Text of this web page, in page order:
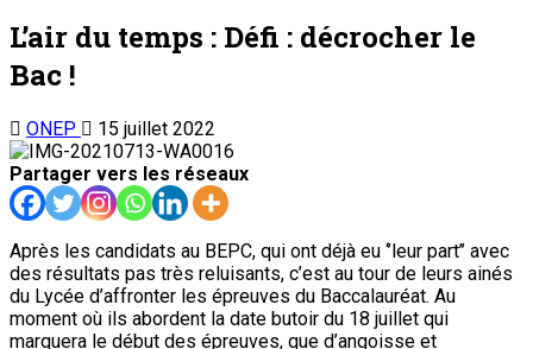
L’air du temps : Défi : décrocher le
Bac !
ONEP
15 juillet 2022
Partager vers les réseaux
Après les candidats au BEPC, qui ont déjà eu ‘’leur part’’ avec
des résultats pas très reluisants, c’est au tour de leurs ainés
du Lycée d’affronter les épreuves du Baccalauréat. Au
moment où ils abordent la date butoir du 18 juillet qui
marquera le début des épreuves, que d’angoisse et